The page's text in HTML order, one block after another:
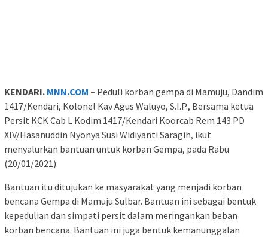
KENDARI. MNN.COM – Peduli korban gempa di Mamuju, Dandim
1417/Kendari, Kolonel Kav Agus Waluyo, S.I.P., Bersama ketua
Persit KCK Cab L Kodim 1417/Kendari Koorcab Rem 143 PD
XIV/Hasanuddin Nyonya Susi Widiyanti Saragih, ikut
menyalurkan bantuan untuk korban Gempa, pada Rabu
(20/01/2021).
Bantuan itu ditujukan ke masyarakat yang menjadi korban
bencana Gempa di Mamuju Sulbar. Bantuan ini sebagai bentuk
kepedulian dan simpati persit dalam meringankan beban
korban bencana. Bantuan ini juga bentuk kemanunggalan